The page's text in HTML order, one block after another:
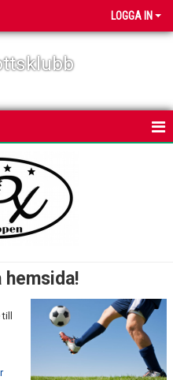
LOGGA IN